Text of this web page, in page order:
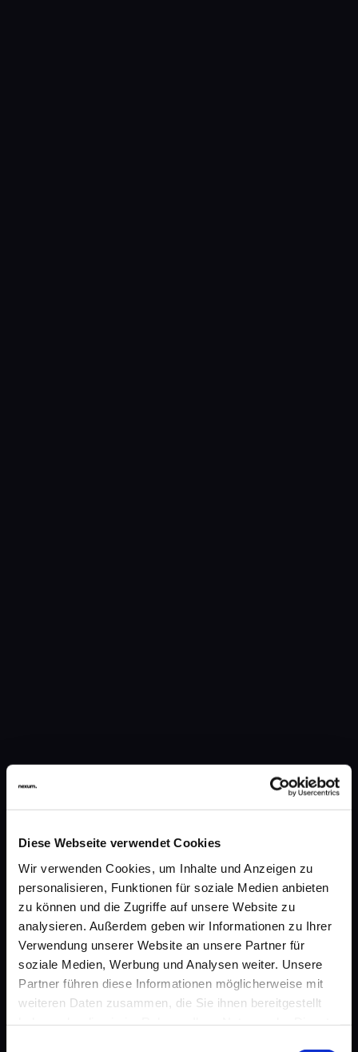
Diese Webseite verwendet Cookies
Wir verwenden Cookies, um Inhalte und Anzeigen zu
personalisieren, Funktionen für soziale Medien anbieten
zu können und die Zugriffe auf unsere Website zu
analysieren. Außerdem geben wir Informationen zu Ihrer
Verwendung unserer Website an unsere Partner für
soziale Medien, Werbung und Analysen weiter. Unsere
Partner führen diese Informationen möglicherweise mit
weiteren Daten zusammen, die Sie ihnen bereitgestellt